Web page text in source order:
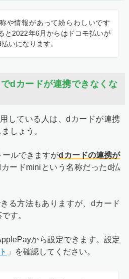
や情報があって紛らわしいです
と2022年6月からはドコモ払いが
いになります。
dカードが連携できなくな
している人は、dカードが連携
しょう。
ールできますがdカードの連携が
ードminiという名称だったd払
る方法もありますが、dカード
す。
から設定できます。設定
」を確認してください。